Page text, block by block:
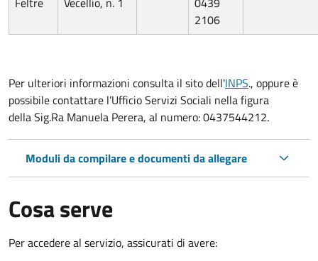
2106
Per ulteriori informazioni consulta il sito dell'INPS., oppure è
possibile contattare l’Ufficio Servizi Sociali nella figura
della Sig.Ra Manuela Perera, al numero: 0437544212.
Moduli da compilare e documenti da allegare
Cosa serve
Per accedere al servizio, assicurati di avere: